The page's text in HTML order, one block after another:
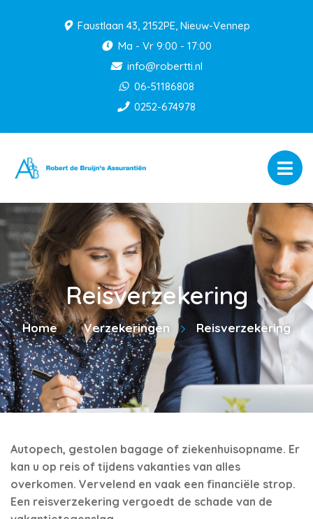
Faustlaan 43, 2152PE, Nieuw-Vennep
Ma - Vr 9:00 - 17:00
info@robertti.nl
06-51186808
0252-674978
Reisverzekering
Home Verzekeringen Reisverzekering
Autopech, gestolen bagage of ziekenhuisopname. Er
kan u op reis of tijdens vakanties van alles
overkomen. Vervelend en vaak een financiële strop.
Een reisverzekering vergoedt de schade van de